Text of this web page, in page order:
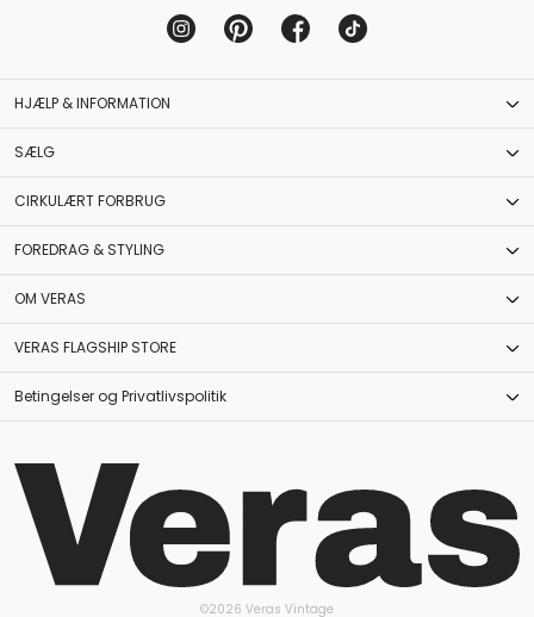
HJÆLP & INFORMATION
SÆLG
CIRKULÆRT FORBRUG
FOREDRAG & STYLING
OM VERAS
VERAS FLAGSHIP STORE
Betingelser og Privatlivspolitik
©2026 Veras Vintage